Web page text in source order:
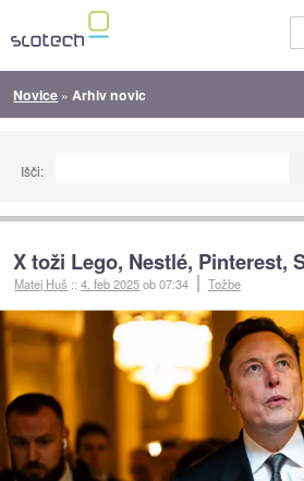
Novice » Arhiv novic
Išči:
X toži Lego, Nestlé, Pinterest,
Matej Huš ::4. feb 2025ob 07:34 Tožbe